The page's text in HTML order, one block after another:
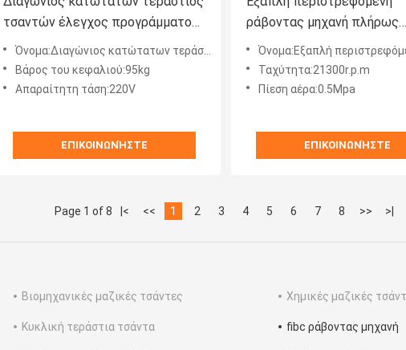
τσαντών έλεγχος προγράμματος
ράβοντας μηχανών αυτόματος
γυρίζοντας
Όνομα:Διαγώνιος κατώτατων τεράστιος τσαντών έλεγχος προγράμματος ράβοντας μηχανών αυτόματος γυρίζοντας 530
Βάρος του κεφαλιού:95kg
Απαραίτητη τάση:220V
ΕΠΙΚΟΙΝΩΝΉΣΤΕ
ράβοντας μηχανή πλήρως
αυτόματα εύκολα 3045
FIBC
Όνομα:Εξαπλή περιστρεφόμενη ράβοντας μηχανή πλήρως αυτόματα
Ταχύτητα:21300r.p.m
Πίεση αέρα:0.5Mpa
ΕΠΙΚΟΙΝΩΝΉΣΤΕ
Page 1 of 8 |< << 1 2 3 4 5 6 7 8 >> >|
Βιομηχανικές μαζικές τσάντες Χημικές μαζικές
Κυκλική τεράστια τσάντα fibc ράβοντας μηχανή